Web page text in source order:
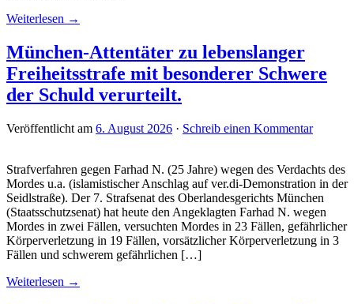
Weiterlesen →
München-Attentäter zu lebenslanger
Freiheitsstrafe mit besonderer Schwere
der Schuld verurteilt.
Veröffentlicht am 6. August 2026 · Schreib einen Kommentar
Strafverfahren gegen Farhad N. (25 Jahre) wegen des Verdachts des
Mordes u.a. (islamistischer Anschlag auf ver.di-Demonstration in der
Seidlstraße). Der 7. Strafsenat des Oberlandesgerichts München
(Staatsschutzsenat) hat heute den Angeklagten Farhad N. wegen
Mordes in zwei Fällen, versuchten Mordes in 23 Fällen, gefährlicher
Körperverletzung in 19 Fällen, vorsätzlicher Körperverletzung in 3
Fällen und schwerem gefährlichen […]
Weiterlesen →